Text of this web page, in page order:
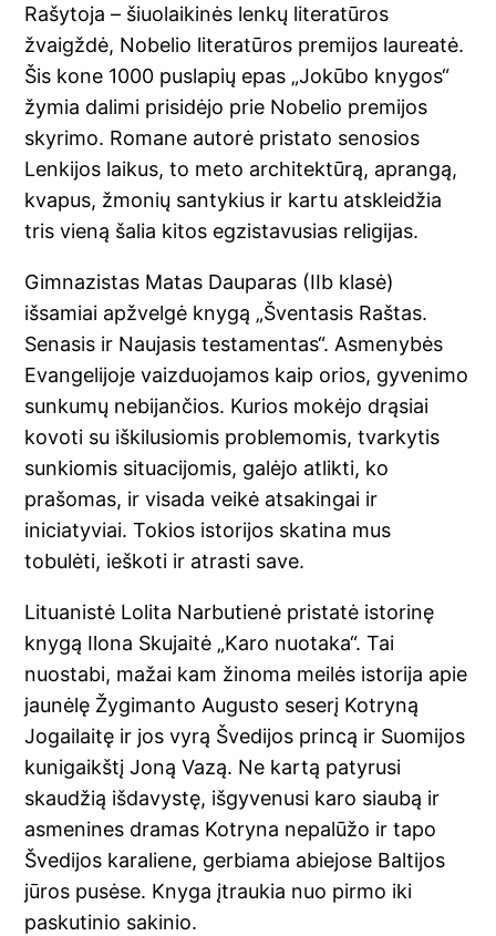
Rašytoja – šiuolaikinės lenkų literatūros
žvaigždė, Nobelio literatūros premijos laureatė.
Šis kone 1000 puslapių epas „Jokūbo knygos“
žymia dalimi prisidėjo prie Nobelio premijos
skyrimo. Romane autorė pristato senosios
Lenkijos laikus, to meto architektūrą, aprangą,
kvapus, žmonių santykius ir kartu atskleidžia
tris vieną šalia kitos egzistavusias religijas.
Gimnazistas Matas Dauparas (IIb klasė)
išsamiai apžvelgė knygą „Šventasis Raštas.
Senasis ir Naujasis testamentas“. Asmenybės
Evangelijoje vaizduojamos kaip orios, gyvenimo
sunkumų nebijančios. Kurios mokėjo drąsiai
kovoti su iškilusiomis problemomis, tvarkytis
sunkiomis situacijomis, galėjo atlikti, ko
prašomas, ir visada veikė atsakingai ir
iniciatyviai. Tokios istorijos skatina mus
tobulėti, ieškoti ir atrasti save.
Lituanistė Lolita Narbutienė pristatė istorinę
knygą Ilona Skujaitė „Karo nuotaka“. Tai
nuostabi, mažai kam žinoma meilės istorija apie
jaunėlę Žygimanto Augusto seserį Kotryną
Jogailaitę ir jos vyrą Švedijos princą ir Suomijos
kunigaikštį Joną Vazą. Ne kartą patyrusi
skaudžią išdavystę, išgyvenusi karo siaubą ir
asmenines dramas Kotryna nepalūžo ir tapo
Švedijos karaliene, gerbiama abiejose Baltijos
jūros pusėse. Knyga įtraukia nuo pirmo iki
paskutinio sakinio.